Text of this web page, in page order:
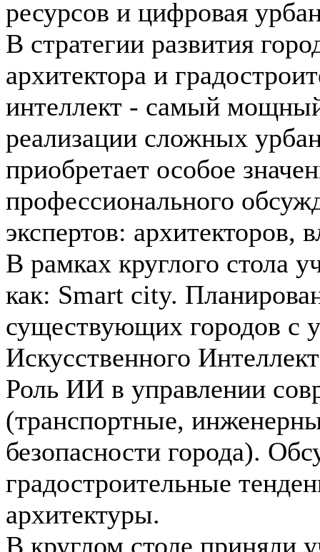
ресурсов и цифровая
В стратегии развития
архитектора и
интеллект - самый
реализации сложных
приобретает особое
профессионального
экспертов: архитекторов,
В рамках круглого стола
как: Smart city.
существующих городов с
Искусственного
Роль ИИ в управлении
(транспортные,
безопасности города).
градостроительные
архитектуры.
В круглом столе приняли